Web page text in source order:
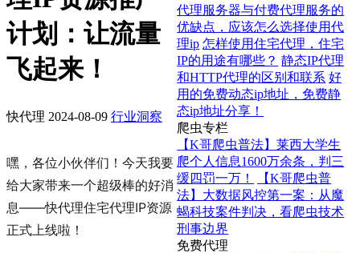
计划：让流量
飞起来！
快代理 2024-08-09 行业洞察
嘿，各位小伙伴们！今天我要
给大家带来一个超级棒的好消
息——快代理住宅代理IP资源
正式上线啦！
代理服务器与付费代理服务的
优缺点，应该怎么选择使用代
理ip 怎样使用住宅代理，住宅
IP的用途有哪些？ 静态IP代理
和HTTP代理的区别和联系 好
用的免费动态ip地址，免费静
态ip地址分享！
爬虫专栏
【K哥爬虫普法】莱西大学生
爬个人信息1600万余条，判三
缓四罚一万！
【K哥爬虫普
法】大数据风控第一案：从魔
蝎科技案件判决，看爬虫技术
刑事边界
免费代理